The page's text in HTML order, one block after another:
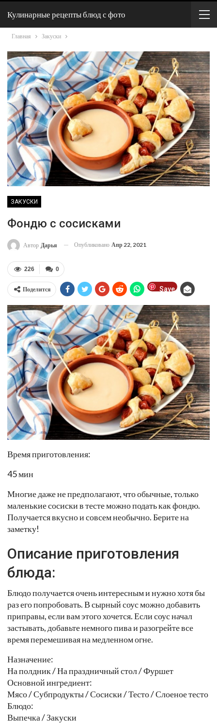
Кулинарные рецепты блюд с фото
Главная Закуски
ЗАКУСКИ
Фондю с сосисками
Автор Дарья Опубликовано Апр 22, 2021
0
226
Поделится Save
Время приготовления:
45 мин
Многие даже не предполагают, что обычные, только
маленькие сосиски в тесте можно подать как фондю.
Получается вкусно и совсем необычно. Берите на
заметку!
Описание приготовления
блюда:
Блюдо получается очень интересным и нужно хотя бы
раз его попробовать. В сырный соус можно добавить
приправы, если вам этого хочется. Если соус начал
застывать, добавьте немного пива и разогрейте все
время перемешивая на медленном огне.
Назначение:
На полдник / На праздничный стол / Фуршет
Основной ингредиент:
Мясо / Субпродукты / Сосиски / Тесто / Слоеное тесто
Блюдо:
Выпечка / Закуски